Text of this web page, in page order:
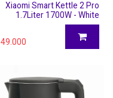
Xiaomi Smart Kettle 2 Pro
1.7Liter 1700W - White
49.000